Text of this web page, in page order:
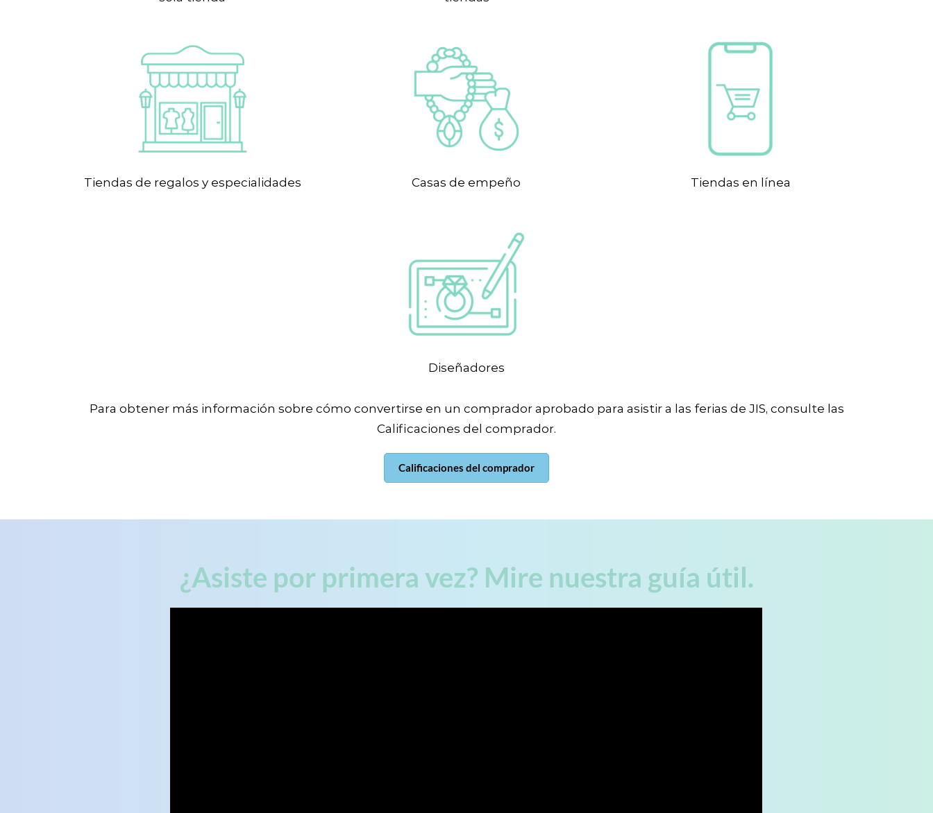
Tiendas de regalos y especialidades Casas de empeño Tiendas en línea
Diseñadores
Para obtener más información sobre cómo convertirse en un comprador aprobado para asistir a las ferias de JIS, consulte las
Calificaciones del comprador.
Calificaciones del comprador
¿Asiste por primera vez? Mire nuestra guía útil.